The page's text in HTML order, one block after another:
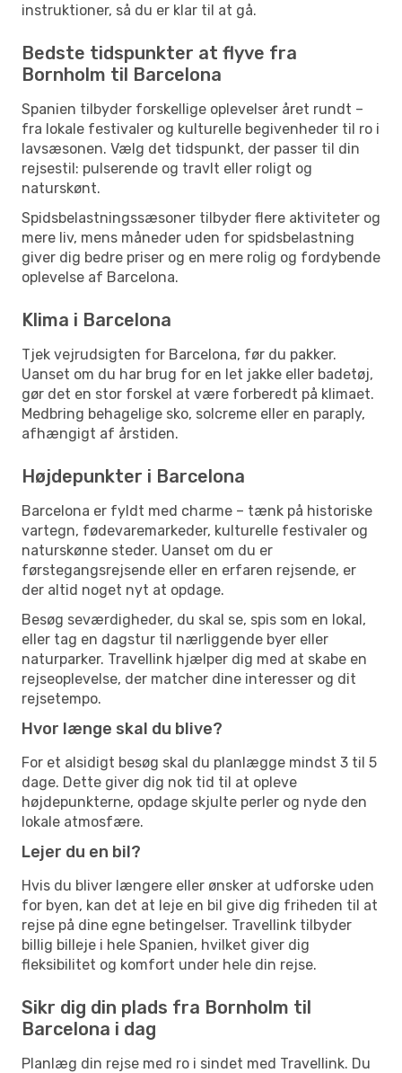
instruktioner, så du er klar til at gå.
Bedste tidspunkter at flyve fra
Bornholm til Barcelona
Spanien tilbyder forskellige oplevelser året rundt –
fra lokale festivaler og kulturelle begivenheder til ro i
lavsæsonen. Vælg det tidspunkt, der passer til din
rejsestil: pulserende og travlt eller roligt og
naturskønt.
Spidsbelastningssæsoner tilbyder flere aktiviteter og
mere liv, mens måneder uden for spidsbelastning
giver dig bedre priser og en mere rolig og fordybende
oplevelse af Barcelona.
Klima i Barcelona
Tjek vejrudsigten for Barcelona, før du pakker.
Uanset om du har brug for en let jakke eller badetøj,
gør det en stor forskel at være forberedt på klimaet.
Medbring behagelige sko, solcreme eller en paraply,
afhængigt af årstiden.
Højdepunkter i Barcelona
Barcelona er fyldt med charme – tænk på historiske
vartegn, fødevaremarkeder, kulturelle festivaler og
naturskønne steder. Uanset om du er
førstegangsrejsende eller en erfaren rejsende, er
der altid noget nyt at opdage.
Besøg seværdigheder, du skal se, spis som en lokal,
eller tag en dagstur til nærliggende byer eller
naturparker. Travellink hjælper dig med at skabe en
rejseoplevelse, der matcher dine interesser og dit
rejsetempo.
Hvor længe skal du blive?
For et alsidigt besøg skal du planlægge mindst 3 til 5
dage. Dette giver dig nok tid til at opleve
højdepunkterne, opdage skjulte perler og nyde den
lokale atmosfære.
Lejer du en bil?
Hvis du bliver længere eller ønsker at udforske uden
for byen, kan det at leje en bil give dig friheden til at
rejse på dine egne betingelser. Travellink tilbyder
billig billeje i hele Spanien, hvilket giver dig
fleksibilitet og komfort under hele din rejse.
Sikr dig din plads fra Bornholm til
Barcelona i dag
Planlæg din rejse med ro i sindet med Travellink. Du